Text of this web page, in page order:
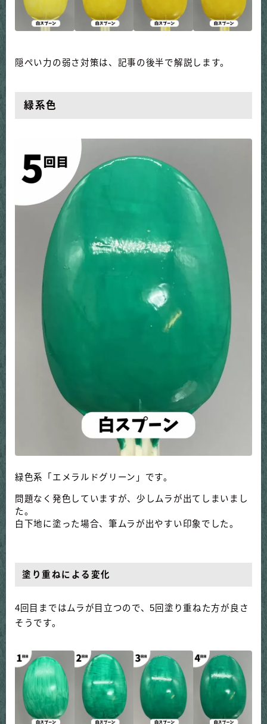
隠ぺい力の弱さ対策は、記事の後半で解説します。
緑系色
緑色系「エメラルドグリーン」です。
問題なく発色していますが、少しムラが出てしまいまし
た。
白下地に塗った場合、筆ムラが出やすい印象でした。
塗り重ねによる変化
4回目まではムラが目立つので、5回塗り重ねた方が良さ
そうです。